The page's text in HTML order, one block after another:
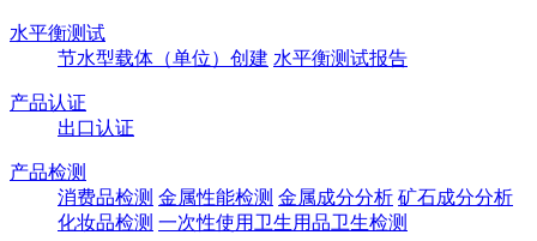
水平衡测试
节水型载体（单位）创建 水平衡测试报告
产品认证
出口认证
产品检测
消费品检测 金属性能检测 金属成分分析 矿石成分分析
化妆品检测 一次性使用卫生用品卫生检测